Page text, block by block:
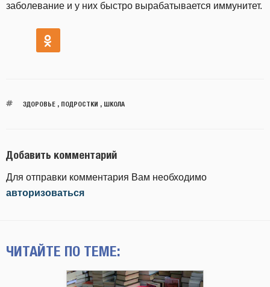
заболевание и у них быстро вырабатывается иммунитет.
ЗДОРОВЬЕ, ПОДРОСТКИ , ШКОЛА
Добавить комментарий
Для отправки комментария Вам необходимо
авторизоваться
ЧИТАЙТЕ ПО ТЕМЕ: